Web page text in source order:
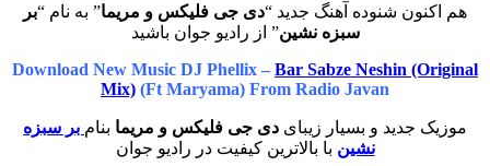
هم اکنون شنوده آهنگ جدید “دی جی فلیکس و مریما” به نام “بر
سبزه نشین” از رادیو جوان باشید
Download New Music DJ Phellix – Bar Sabze Neshin (Original
Mix) (Ft Maryama) From Radio Javan
موزیک جدید و بسیار زیبای دی جی فلیکس و مریما بنام بر سبزه
نشین با بالاترین کیفیت در رادیو جوان